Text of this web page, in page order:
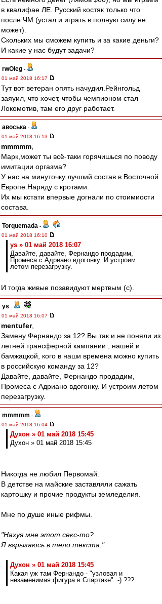
в квалифае ЛЕ. Русский костяк только что
после ЧМ (устал и играть в полную силу не
может).
Скольких мы сможем купить и за какие деньги?
И какие у нас будут задачи?
rwOleg -
01 май 2018 16:17
Тут вот ветеран опять начудил.Рейнгольд
заяуил, что хочет, чтобы чемпионом стал
Локомотив, там его друг работает.
авоська -
01 май 2018 16:13
mmmmm
Марк,может ты всё-таки горячишься по поводу
имитации оргазма?
У нас на минуточку лучший состав в Восточной
Европе.Наряду с кротами.
Их мы кстати впервые догнали по стоимиости
состава.
Torquemada -
01 май 2018 16:10
ys » 01 май 2018 16:07
Давайте, давайте, Фернандо продадим,
Промеса с Адриано вдогонку. И устроим
летом перезагрузку.
И тогда живые позавидуют мертвым (с).
ys -
01 май 2018 16:07
mentufer,
Замену Фернандо за 12? Вы так и не поняли из
летней трансферной кампании , нашей и
бамжацкой, кого в наши времена можно купить
в российскую команду за 12?
Давайте, давайте, Фернандо продадим,
Промеса с Адриано вдогонку. И устроим летом
перезагрузку.
mmmmm -
01 май 2018 16:04
Духон » 01 май 2018 15:45
Духон » 01 май 2018 15:45
Никогда не любил Первомай.
В детстве на майские заставляли сажать
картошку и прочие продукты земледелия.
Мне по душе иные рифмы.
"Нахуя мне этот секс-то?
Я вгрызаюсь в тело текста."
Духон » 01 май 2018 15:45
Какая уж там Фернандо - "узловая и
незаменимая фигура в Спартаке" :-) ???